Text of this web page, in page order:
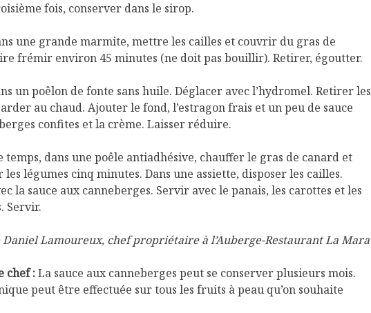
fois, conserver dans le sirop.
une grande marmite, mettre les cailles et couvrir du gras de
frémir environ 45 minutes (ne doit pas bouillir). Retirer, égoutter.
un poêlon de fonte sans huile. Déglacer avec l’hydromel. Retirer les
au chaud. Ajouter le fond, l’estragon frais et un peu de sauce
confites et la crème. Laisser réduire.
temps, dans une poêle antiadhésive, chauffer le gras de canard et
légumes cinq minutes. Dans une assiette, disposer les cailles.
la sauce aux canneberges. Servir avec le panais, les carottes et les
Servir.
Daniel Lamoureux, chef propriétaire à l’Auberge-Restaurant La Mara
chef :La sauce aux canneberges peut se conserver plusieurs mois.
peut être effectuée sur tous les fruits à peau qu’on souhaite
Isabelle Huot et Chef
santé et plaisir
Les spiritueux des
Les